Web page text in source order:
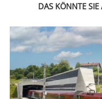
DAS KÖNNTE SIE